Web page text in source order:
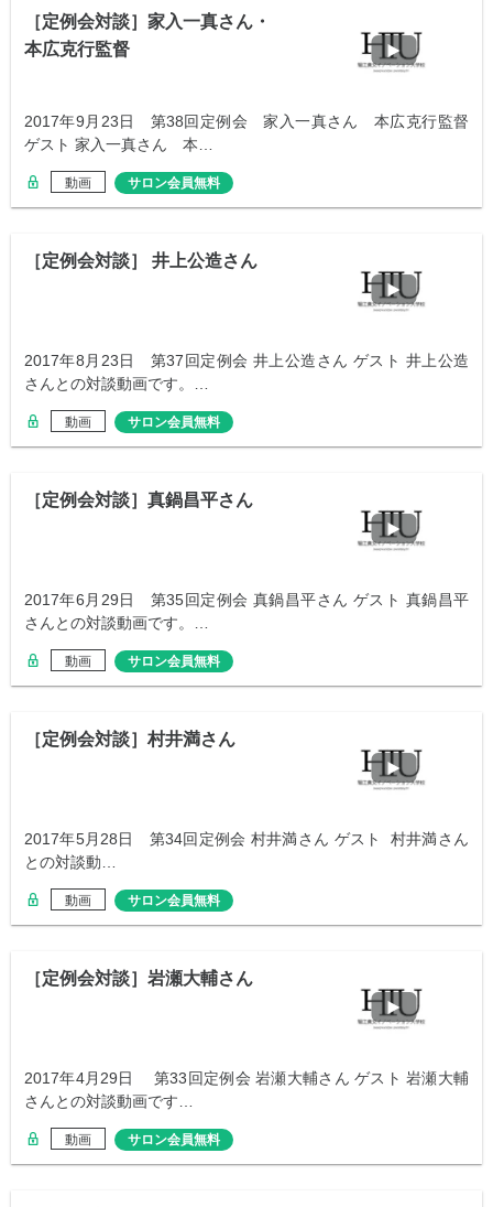
［定例会対談］家入一真さん・
本広克行監督
2017年9月23日 第38回定例会 家入一真さん 本広克行監督
ゲスト 家入一真さん 本…
動画 サロン会員無料
［定例会対談］ 井上公造さん
2017年8月23日 第37回定例会 井上公造さん ゲスト 井上公造
さんとの対談動画です。…
動画 サロン会員無料
［定例会対談］真鍋昌平さん
2017年6月29日 第35回定例会 真鍋昌平さん ゲスト 真鍋昌平
さんとの対談動画です。…
動画 サロン会員無料
［定例会対談］村井満さん
2017年5月28日 第34回定例会 村井満さん ゲスト 村井満さん
との対談動…
動画 サロン会員無料
［定例会対談］岩瀬大輔さん
2017年4月29日 第33回定例会 岩瀬大輔さん ゲスト 岩瀬大輔
さんとの対談動画です…
動画 サロン会員無料